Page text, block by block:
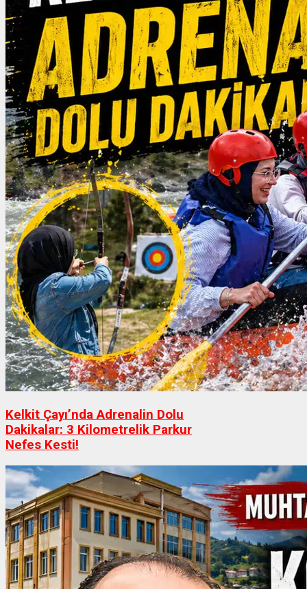
Kelkit Çayı’nda Adrenalin Dolu
Dakikalar: 3 Kilometrelik Parkur
Nefes Kesti!